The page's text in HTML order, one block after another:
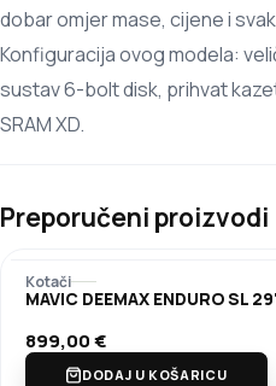
dobar omjer mase, cijene i
Konfiguracija ovog modela:
sustav 6-bolt disk, prihvat
SRAM XD.
Preporučeni proizvodi
Kotači
MAVIC DEEMAX ENDURO SL
899,00€
DODAJ U KOŠARICU